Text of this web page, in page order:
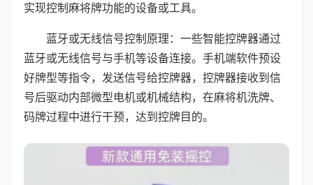
实现控制麻将牌功能的设备或工具。
蓝牙或无线信号控制原理：一些智能控牌器通过
蓝牙或无线信号与手机等设备连接。手机端软件预设
好牌型等指令，发送信号给控牌器，控牌器接收到信
号后驱动内部微型电机或机械结构，在麻将机洗牌、
码牌过程中进行干预，达到控牌目的。